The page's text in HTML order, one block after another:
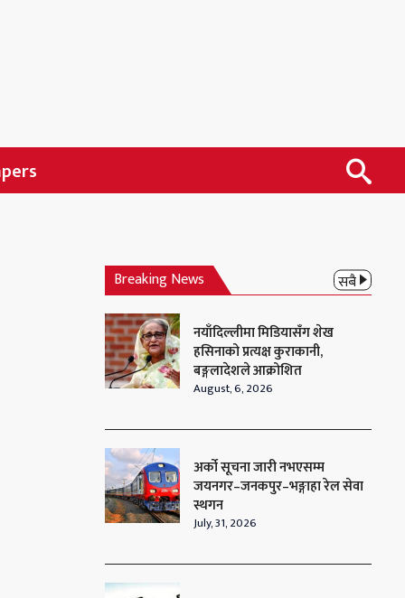
Breaking News सबै
नयाँदिल्लीमा मिडियासँग शेख
हसिनाको प्रत्यक्ष कुराकानी,
बङ्गलादेशले आक्रोशित
August, 6, 2026
अर्को सूचना जारी नभएसम्म
जयनगर–जनकपुर–भङ्गाहा रेल सेवा
स्थगन
July, 31, 2026